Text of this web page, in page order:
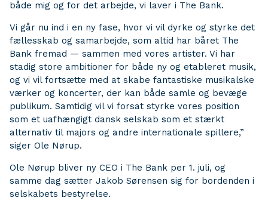
både mig og for det arbejde, vi laver i The Bank.
Vi går nu ind i en ny fase, hvor vi vil dyrke og styrke det
fællesskab og samarbejde, som altid har båret The
Bank fremad — sammen med vores artister. Vi har
stadig store ambitioner for både ny og etableret musik,
og vi vil fortsætte med at skabe fantastiske musikalske
værker og koncerter, der kan både samle og bevæge
publikum. Samtidig vil vi forsat styrke vores position
som et uafhængigt dansk selskab som et stærkt
alternativ til majors og andre internationale spillere,”
siger Ole Nørup.
Ole Nørup bliver ny CEO i The Bank per 1. juli, og
samme dag sætter Jakob Sørensen sig for bordenden i
selskabets bestyrelse.